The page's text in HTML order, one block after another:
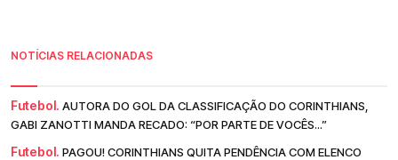
NOTÍCIAS RELACIONADAS
Futebol. AUTORA DO GOL DA CLASSIFICAÇÃO DO CORINTHIANS,
GABI ZANOTTI MANDA RECADO: “POR PARTE DE VOCÊS...”
Futebol. PAGOU! CORINTHIANS QUITA PENDÊNCIA COM ELENCO